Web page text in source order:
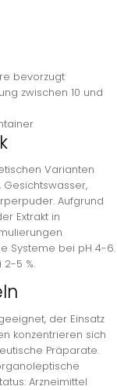
bevorzugt
zwischen 10 und
Varianten
Aufgrund
Extrakt in
Systeme bei pH 4-6.
5 %.
der Einsatz
konzentrieren sich
Präparate.
Arzneimittel